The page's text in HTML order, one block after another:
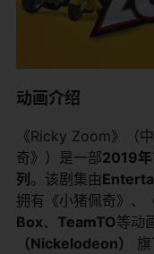
动画介绍
《Ricky Zoom》（
奇》）是一部2019年
列 。该剧集由
拥有《小猪佩奇》、
Box、 TeamTO等动
（Nickelodeon）